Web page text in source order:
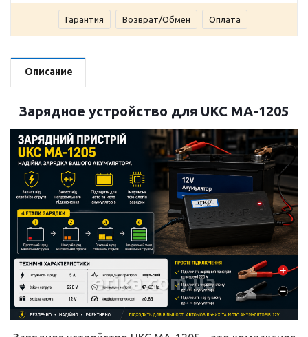
Гарантия Возврат/Обмен Оплата
Описание
Зарядное устройство для UKC MA-1205
erika.com.ua